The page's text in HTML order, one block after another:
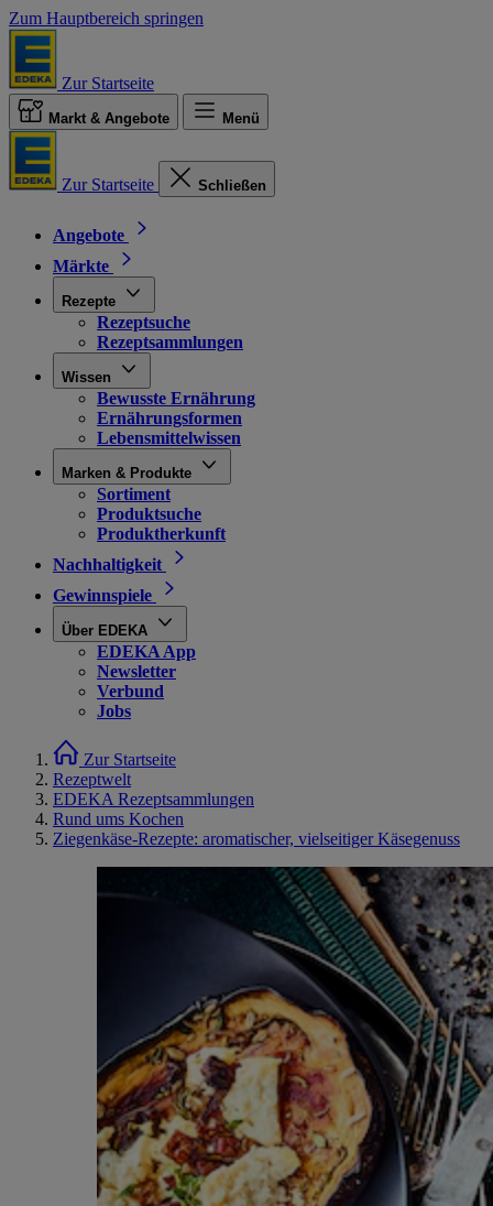
Zum Hauptbereich springen
Zur Startseite
Markt & Angebote Menü
Zur Startseite Schließen
Angebote
Märkte
Rezepte
Rezeptsuche
Rezeptsammlungen
Wissen
Bewusste Ernährung
Ernährungsformen
Lebensmittelwissen
Marken & Produkte
Sortiment
Produktsuche
Produktherkunft
Nachhaltigkeit
Gewinnspiele
Über EDEKA
EDEKA App
Newsletter
Verbund
Jobs
Zur Startseite
Rezeptwelt
EDEKA Rezeptsammlungen
Rund ums Kochen
Ziegenkäse-Rezepte: aromatischer, vielseitiger Käsegenuss